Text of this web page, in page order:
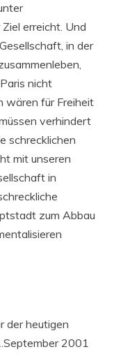
erreicht. Und
in der
nicht
wären für Freiheit
verhindert
schrecklichen
mit unseren
in
zum Abbau
der heutigen
2001